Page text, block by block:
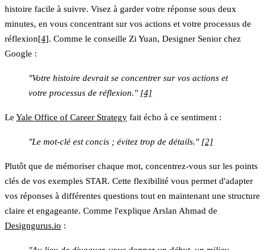
histoire facile à suivre. Visez à garder votre réponse sous deux
minutes, en vous concentrant sur vos actions et votre processus de
réflexion[4]. Comme le conseille Zi Yuan, Designer Senior chez
Google :
"Votre histoire devrait se concentrer sur vos actions et
votre processus de réflexion." [4]
Le Yale Office of Career Strategy fait écho à ce sentiment :
"Le mot-clé est concis ; évitez trop de détails." [2]
Plutôt que de mémoriser chaque mot, concentrez-vous sur les points
clés de vos exemples STAR. Cette flexibilité vous permet d'adapter
vos réponses à différentes questions tout en maintenant une structure
claire et engageante. Comme l'explique Arslan Ahmad de
Designgurus.io :